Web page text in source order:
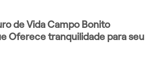
de Vida Campo Bonito
Oferece tranquilidade para seu